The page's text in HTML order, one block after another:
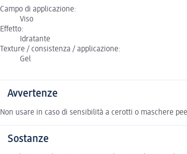
Campo di applicazione:
Viso
Effetto:
Idratante
Texture / consistenza / applicazione:
Gel
Avvertenze
Non usare in caso di sensibilità a cerotti o maschere
Sostanze